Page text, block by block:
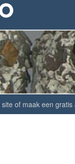
of maak een gratis